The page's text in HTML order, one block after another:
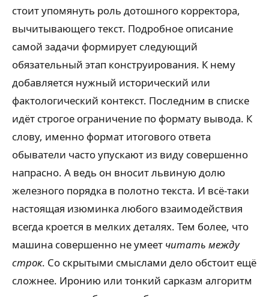
стоит упомянуть роль дотошного корректора,
вычитывающего текст. Подробное описание
самой задачи формирует следующий
обязательный этап конструирования. К нему
добавляется нужный исторический или
фактологический контекст. Последним в списке
идёт строгое ограничение по формату вывода. К
слову, именно формат итогового ответа
обыватели часто упускают из виду совершенно
напрасно. А ведь он вносит львиную долю
железного порядка в полотно текста. И всё-таки
настоящая изюминка любого взаимодействия
всегда кроется в мелких деталях. Тем более, что
машина совершенно не умеет читать между
строк. Со скрытыми смыслами дело обстоит ещё
сложнее. Иронию или тонкий сарказм алгоритм